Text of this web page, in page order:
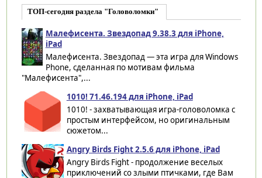
ТОП-сегодня раздела "Головоломки"
Малефисента. Звездопад 9.38.3 для iPhone,
iPad
Малефисента. Звездопад — эта игра для Windows
Phone, сделанная по мотивам фильма
"Малефисента",...
1010! 71.46.194 для iPhone, iPad
1010! - захватывающая игра-головоломка с
простым интерфейсом, но оригинальным
сюжетом...
Angry Birds Fight 2.5.6 для iPhone, iPad
Angry Birds Fight - продолжение веселых
приключений со злыми птичками, где Вам